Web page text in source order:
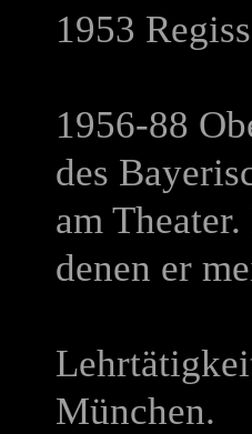
1953
1956-88
des
am
denen er
München.